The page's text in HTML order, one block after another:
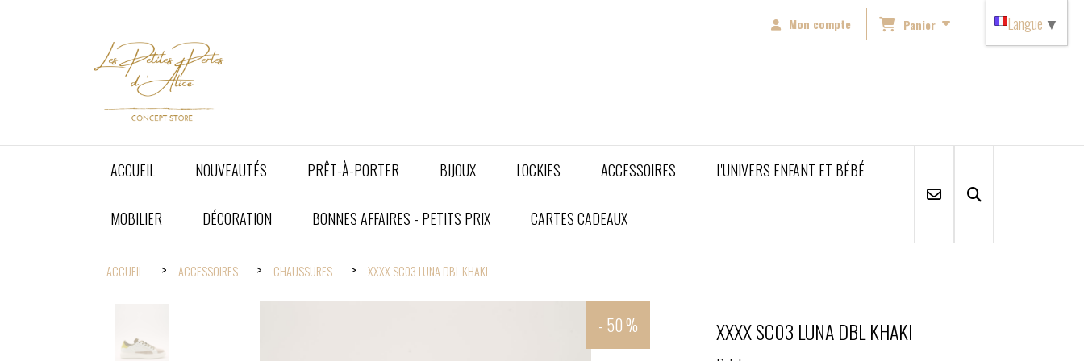
Mon compte Panier
ACCUEIL NOUVEAUTÉS PRÊT-À-PORTER BIJOUX LOCKIES ACCESSOIRES L'UNIVERS ENFANT ET BÉBÉ
MOBILIER DÉCORATION BONNES AFFAIRES - PETITS PRIX CARTES CADEAUX
ACCUEIL ACCESSOIRES CHAUSSURES XXXX SC03 LUNA DBL KHAKI
- 50 % XXXX SC03 LUNA DBL KHAKI
Langue ▼